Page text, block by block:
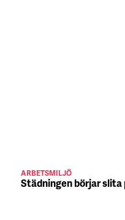
ARBETSMILJÖ
Städningen börjar slita